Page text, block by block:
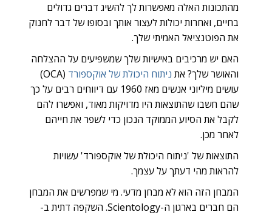
מהתכונות האלה מאפשרות לך להשיג דברים גדולים
בחיים, ואחרות יכולות לעצור אותך ובסופו של דבר לחנוק
את הפוטנציאל האמיתי שלך.
האם יש מרכיבים באישיות שלך שמשפיעים על ההצלחה
והאושר שלך? את ניתוח היכולת של אוקספורד
(OCA)
עושים מיליוני אנשים מאז 1960 עם דיווחים רבים על כך
שהם חשבו שהתוצאות היו מדויקות מאוד, ואפשרו להם
לקבל את הסיוע הממוקד הנכון כדי לשפר את חייהם
לאחר מכן.
התוצאות של 'ניתוח היכולת של אוקספורד' עשויות
להראות מהי דעתך על עצמך.
המבחן הזה הוא לא מבחן מדעי. מי שמפרשים את המבחן
הם חברים בארגון ה-Scientology. השקפה דתית ב-